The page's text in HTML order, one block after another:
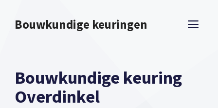
naarBouwkundige keuringen
Bouwkundige keuring
Overdinkel